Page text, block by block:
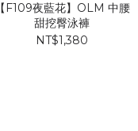
【F109夜藍花】​OLM 中腰
甜挖臀泳褲
NT$1,380